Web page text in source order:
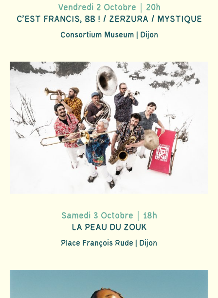
Vendredi 2 Octobre｜20h
C'EST FRANCIS, BB ! / ZERZURA / MYSTIQUE
Consortium Museum | Dijon
Samedi 3 Octobre｜18h
LA PEAU DU ZOUK
Place François Rude | Dijon